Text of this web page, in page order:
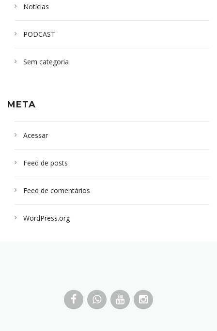
Notícias
PODCAST
Sem categoria
META
Acessar
Feed de posts
Feed de comentários
WordPress.org